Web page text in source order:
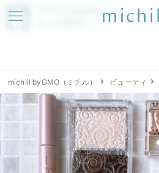
アプリでmichillが
michill byGMO（ミチル） ビューティ